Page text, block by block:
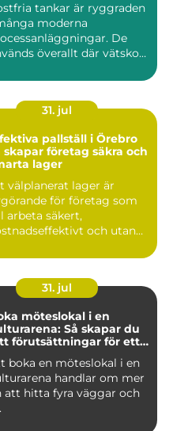
tankar är ryggraden
moderna
De
överallt där vätskor,
31. jul
pallställ i Örebro
skapar företag säkra och
lager
välplanerat lager är
för företag som
arbeta säkert,
och utan
31. jul
möteslokal i en
Så skapar du
förutsättningar för ett
boka en möteslokal i en
handlar om mer
att hitta fyra väggar och